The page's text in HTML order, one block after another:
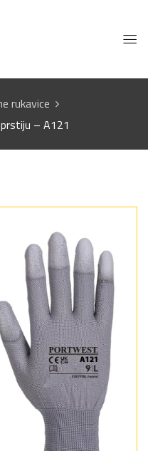
rukavice
– A121